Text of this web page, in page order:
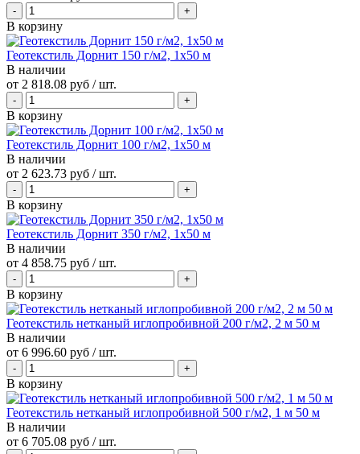
В корзину
Геотекстиль Дорнит 150 г/м2, 1х50 м
В наличии
от 2 818.08 руб / шт.
В корзину
Геотекстиль Дорнит 100 г/м2, 1х50 м
В наличии
от 2 623.73 руб / шт.
В корзину
Геотекстиль Дорнит 350 г/м2, 1х50 м
В наличии
от 4 858.75 руб / шт.
В корзину
Геотекстиль нетканый иглопробивной 200 г/м2, 2 м 50 м
В наличии
от 6 996.60 руб / шт.
В корзину
Геотекстиль нетканый иглопробивной 500 г/м2, 1 м 50 м
В наличии
от 6 705.08 руб / шт.